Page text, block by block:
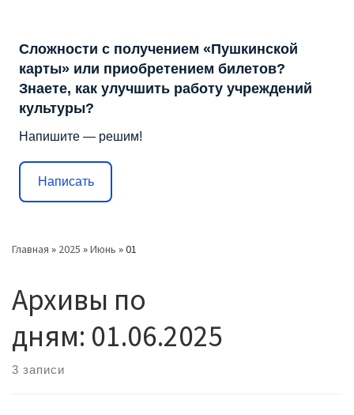
Сложности с получением «Пушкинской
карты» или приобретением билетов?
Знаете, как улучшить работу учреждений
культуры?
Напишите — решим!
Написать
Главная » 2025 »Июнь »01
Архивы по
дням: 01.06.2025
3 записи